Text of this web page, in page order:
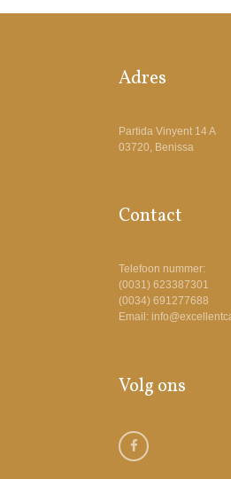
Adres
Partida Vinyent 14 A
03720, Benissa
Contact
Telefoon nummer:
(0031) 623387301
(0034) 691277688
Email:
Volg ons